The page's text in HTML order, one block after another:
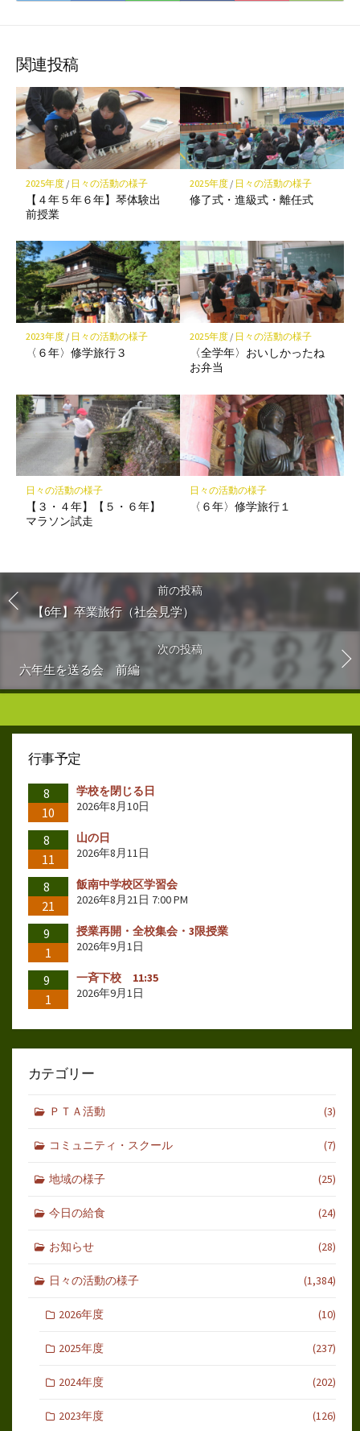
で
ア
ク
マ
ー
ク
に
保
存
で
で
に
関連投稿
2025年度/ 日々の活動の様子
【４年５年６年】琴体験出
前授業
2025年度/ 日々の活動の様子
修了式・進級式・離任式
2023年度/ 日々の活動の様子
〈６年〉修学旅行３
2025年度/ 日々の活動の様子
〈全学年〉おいしかったね
お弁当
日々の活動の様子
【３・４年】【５・６年】
マラソン試走
日々の活動の様子
〈６年〉修学旅行１
前の投稿
【6年】卒業旅行（社会見学）
次の投稿
六年生を送る会 前編
行事予定
8
10
学校を閉じる日
2026年8月10日
8
11
山の日
2026年8月11日
8
21
飯南中学校区学習会
2026年8月21日 7:00 PM
9
1
授業再開・全校集会・3限授業
2026年9月1日
9
1
一斉下校 11:35
2026年9月1日
カテゴリー
ＰＴＡ活動 (3)
コミュニティ・スクール (7)
地域の様子 (25)
今日の給食 (24)
お知らせ (28)
日々の活動の様子 (1,384)
2026年度 (10)
2025年度 (237)
2024年度 (202)
2023年度 (126)